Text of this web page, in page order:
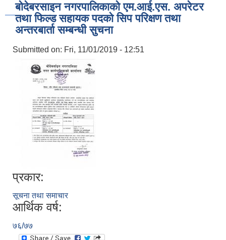
बोदेबरसाइन नगरपालिकाको एम.आई.एस. अपरेटर
तथा फिल्ड सहायक पदको सिप परिक्षण तथा
अन्तरबार्ता सम्बन्धी सुचना
Submitted on: Fri, 11/01/2019 - 12:51
प्रकार:
सूचना तथा समाचार
आर्थिक वर्ष:
७६/७७